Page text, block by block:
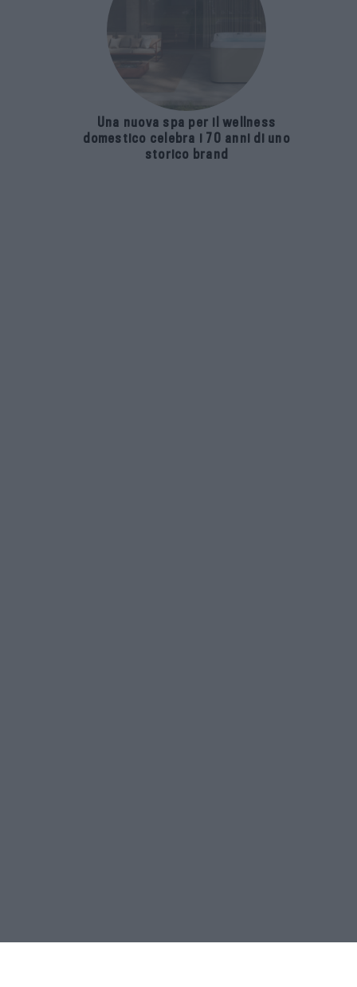
Una nuova spa per il wellness
domestico celebra i 70 anni di uno
storico brand